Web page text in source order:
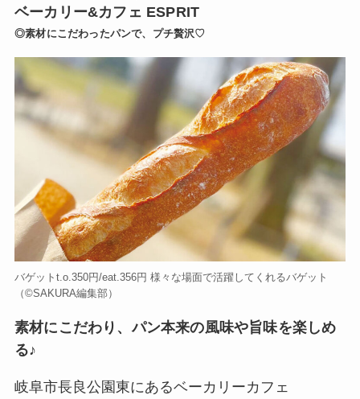
ベーカリー&カフェ ESPRIT
◎素材にこだわったパンで、プチ贅沢♡
バゲットt.o.350円/eat.356円 様々な場面で活躍してくれるバゲット
（©️SAKURA編集部）
素材にこだわり、パン本来の風味や旨味を楽しめ
る♪
岐阜市長良公園東にあるベーカリーカフェ